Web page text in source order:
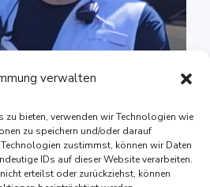
verwalten
bieten, verwenden wir Technologien wie
zu speichern und/oder darauf
zustimmst, können wir Daten
IDs auf dieser Website verarbeiten.
erteilst oder zurückziehst, können